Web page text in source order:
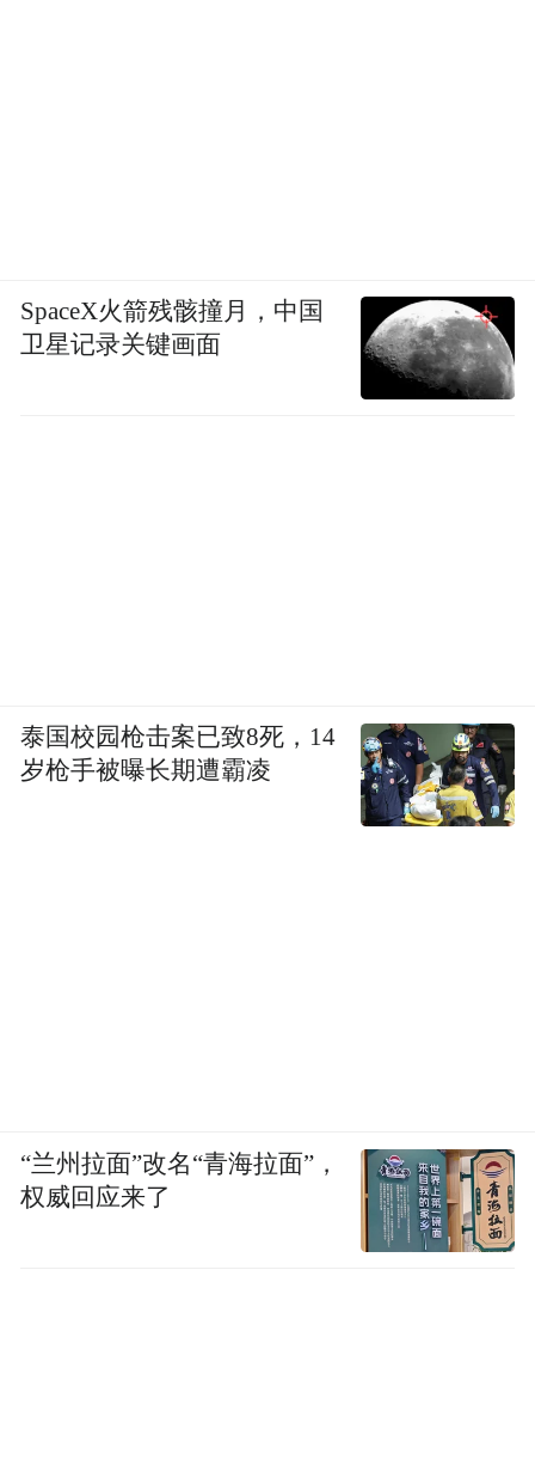
SpaceX火箭残骸撞月，中国
卫星记录关键画面
泰国校园枪击案已致8死，14
岁枪手被曝长期遭霸凌
“兰州拉面”改名“青海拉面”，
权威回应来了